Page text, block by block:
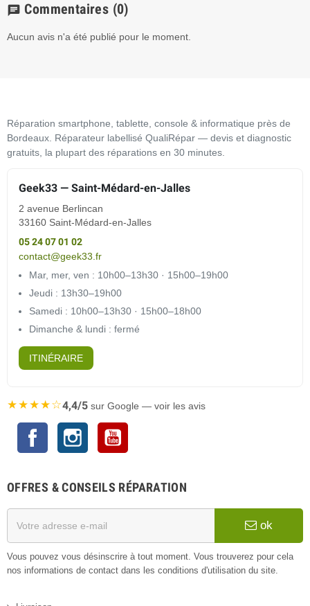
chat Commentaires (0)
Aucun avis n'a été publié pour le moment.
Réparation smartphone, tablette, console & informatique près de
Bordeaux. Réparateur labellisé QualiRépar — devis et diagnostic
gratuits, la plupart des réparations en 30 minutes.
Geek33 — Saint-Médard-en-Jalles
2 avenue Berlincan
33160 Saint-Médard-en-Jalles
05 24 07 01 02
contact@geek33.fr
Mar, mer, ven : 10h00–13h30 · 15h00–19h00
Jeudi : 13h30–19h00
Samedi : 10h00–13h30 · 15h00–18h00
Dimanche & lundi : fermé
ITINÉRAIRE
★★★★☆4,4/5 sur Google — voir les avis
Facebook Instagram
OFFRES & CONSEILS RÉPARATION
ok
Vous pouvez vous désinscrire à tout moment. Vous trouverez pour cela
nos informations de contact dans les conditions d'utilisation du site.